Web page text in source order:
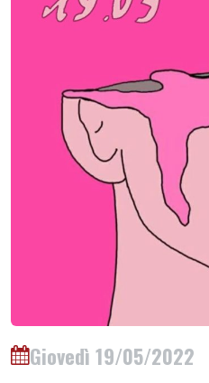
Giovedì 19/05/2022